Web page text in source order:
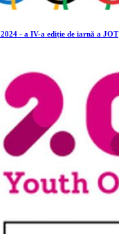
- a IV-a ediție de iarnă a JOT